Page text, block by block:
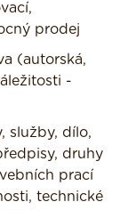
prodej
(autorská,
-
služby, dílo,
druhy
prací
technické